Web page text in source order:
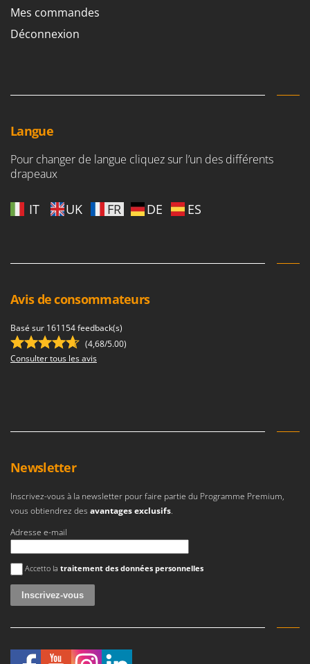
Mes commandes
Déconnexion
Langue
Pour changer de langue cliquez sur l’un des différents
drapeaux
IT UK FR DE ES
Avis de consommateurs
Basé sur 161154 feedback(s)
(4,68/5.00)
Consulter tous les avis
Newsletter
Inscrivez-vous à la newsletter pour faire partie du Programme Premium,
vous obtiendrez des avantages exclusifs.
Adresse e-mail
Une erreur est survenue
Accetto la traitement des données personnelles